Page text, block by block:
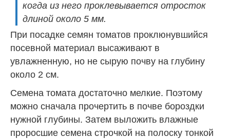
когда из него проклевывается отросток
длиной около 5 мм.
При посадке семян томатов проклюнувшийся
посевной материал высаживают в
увлажненную, но не сырую почву на глубину
около 2 см.
Семена томата достаточно мелкие. Поэтому
можно сначала прочертить в почве бороздки
нужной глубины. Затем выложить влажные
проросшие семена строчкой на полоску тонкой